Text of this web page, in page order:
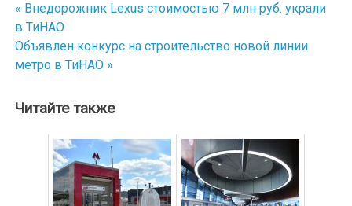
Навигация
по
записям
« Внедорожник Lexus стоимостью 7 млн руб. украли
в ТиНАО
Объявлен конкурс на строительство новой линии
метро в ТиНАО »
Читайте также